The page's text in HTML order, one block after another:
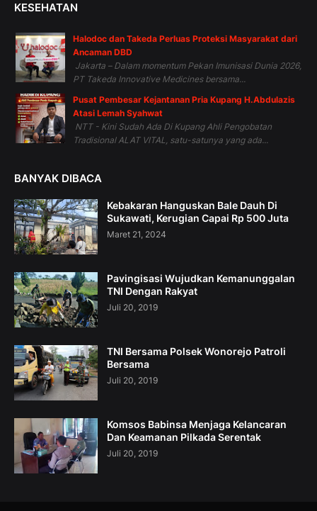
KESEHATAN
Halodoc dan Takeda Perluas Proteksi Masyarakat dari
Ancaman DBD
Jakarta – Dalam momentum Pekan Imunisasi Dunia 2026,
PT Takeda Innovative Medicines bersama...
Pusat Pembesar Kejantanan Pria Kupang H.Abdulazis
Atasi Lemah Syahwat
NTT - Kini Sudah Ada Di Kupang Ahli Pengobatan
Tradisional ALAT VITAL, satu-satunya yang ada...
BANYAK DIBACA
Kebakaran Hanguskan Bale Dauh Di
Sukawati, Kerugian Capai Rp 500 Juta
Maret 21, 2024
Pavingisasi Wujudkan Kemanunggalan
TNI Dengan Rakyat
Juli 20, 2019
TNI Bersama Polsek Wonorejo Patroli
Bersama
Juli 20, 2019
Komsos Babinsa Menjaga Kelancaran
Dan Keamanan Pilkada Serentak
Juli 20, 2019